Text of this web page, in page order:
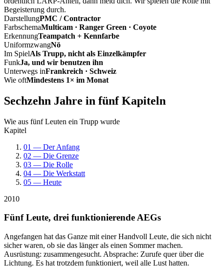
Begeisterung durch.
DarstellungPMC / Contractor
FarbschemaMulticam · Ranger Green · Coyote
ErkennungTeampatch + Kennfarbe
UniformzwangNö
Im SpielAls Trupp, nicht als Einzelkämpfer
FunkJa, und wir benutzen ihn
Unterwegs inFrankreich · Schweiz
Wie oftMindestens 1× im Monat
Sechzehn Jahre in fünf Kapiteln
Wie aus fünf Leuten ein Trupp wurde
Kapitel
01 — Der Anfang
02 — Die Grenze
03 — Die Rolle
04 — Die Werkstatt
05 — Heute
2010
Fünf Leute, drei funktionierende AEGs
Angefangen hat das Ganze mit einer Handvoll Leute, die sich nicht
sicher waren, ob sie das länger als einen Sommer machen.
Ausrüstung: zusammengesucht. Absprache: Zurufe quer über die
Lichtung. Es hat trotzdem funktioniert, weil alle Lust hatten.